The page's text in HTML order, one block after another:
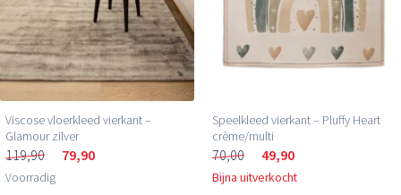
Viscose vloerkleed vierkant –
Glamour zilver
119,90 79,90
Voorradig
Speelkleed vierkant – Pluffy Heart
crème/multi
70,00 49,90
Bijna uitverkocht